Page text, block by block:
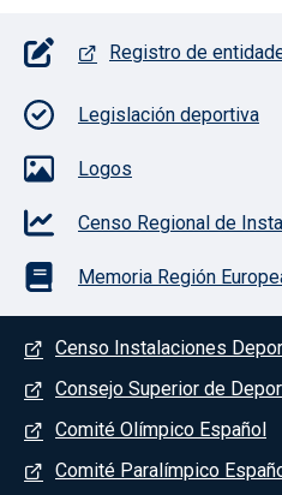
Pie de página con
Registro de
Legislación deportiva
Logos
Censo Regional de
Memoria Región
Menú del pie
Censo Instalaciones
Consejo Superior de
Comité Olímpico Español
Comité Paralímpico